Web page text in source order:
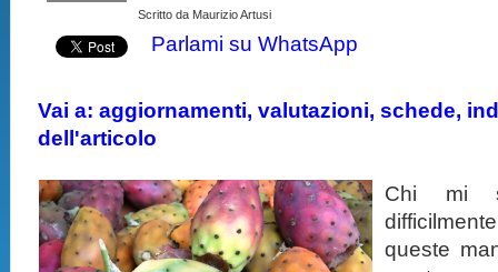
Scritto da Maurizio Artusi
Parlami su WhatsApp
Vai a: aggiornamenti, valutazioni, schede,
dell'articolo
Chi mi
queste